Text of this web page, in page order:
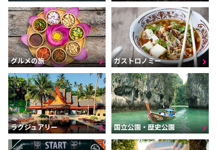
グルメの旅 ガストロノミー
ラグジュアリー 国立公園・歴史公園